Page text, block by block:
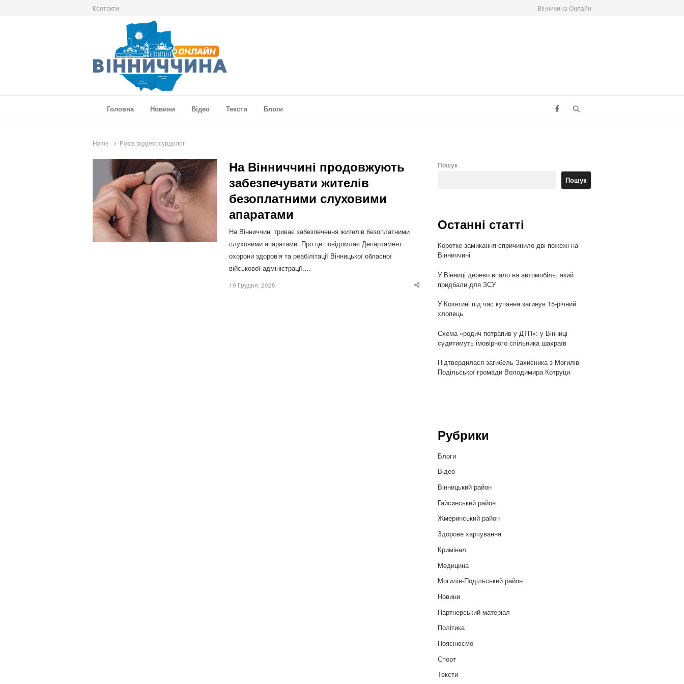
Контакти Вінничина Онлайн
Головна
Новини Відео Тексти Блоги
Home Posts tagged: сурдолог
На Вінниччині продовжують
забезпечувати жителів
безоплатними слуховими
апаратами
На Вінниччині триває забезпечення жителів безоплатними
слуховими апаратами. Про це повідомляє Департамент
охорони здоров’я та реабілітації Вінницької обласної
військової адміністрації.…
19 Грудня, 2025
Share
Пошук
Пошук
Останні статті
Коротке замикання спричинило дві пожежі на
Вінниччині
У Вінниці дерево впало на автомобіль, який
придбали для ЗСУ
У Козятині під час купання загинув 15-річний
хлопець
Схема «родич потрапив у ДТП»: у Вінниці
судитимуть імовірного спільника шахраїв
Підтвердилася загибель Захисника з Могилів-
Подільської громади Володимира Котруци
Рубрики
Блоги
Відео
Вінницький район
Гайсинський район
Жмеринський район
Здорове харчування
Кримінал
Медицина
Могилів-Подільський район
Новини
Партнерський матеріал
Політика
Пояснюємо
Спорт
Тексти